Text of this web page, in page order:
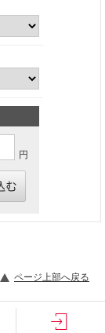
円
ページ上部へ戻る